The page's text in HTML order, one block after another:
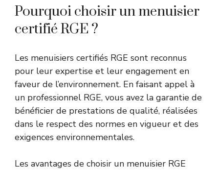
Pourquoi choisir un menuisier
certifié RGE ?
Les menuisiers certifiés RGE sont reconnus
pour leur expertise et leur engagement en
faveur de l’environnement. En faisant appel à
un professionnel RGE, vous avez la garantie de
bénéficier de prestations de qualité, réalisées
dans le respect des normes en vigueur et des
exigences environnementales.
Les avantages de choisir un menuisier RGE